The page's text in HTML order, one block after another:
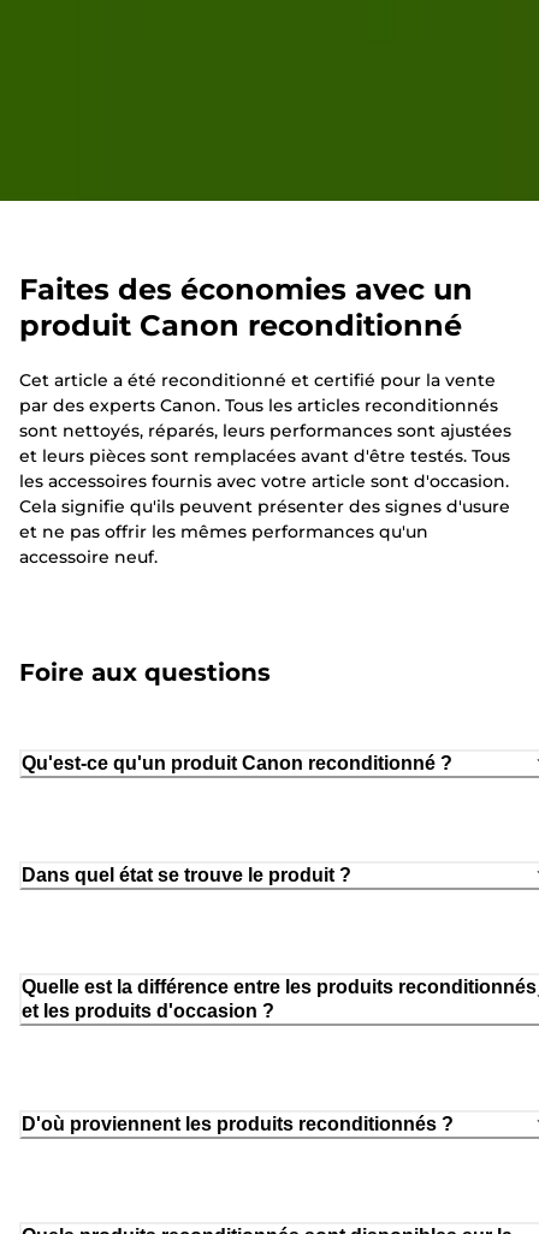
Faites des économies avec un
produit Canon reconditionné
Cet article a été reconditionné et certifié pour la vente
par des experts Canon. Tous les articles reconditionnés
sont nettoyés, réparés, leurs performances sont ajustées
et leurs pièces sont remplacées avant d'être testés. Tous
les accessoires fournis avec votre article sont d'occasion.
Cela signifie qu'ils peuvent présenter des signes d'usure
et ne pas offrir les mêmes performances qu'un
accessoire neuf.
Foire aux questions
Qu'est-ce qu'un produit Canon reconditionné ?
Dans quel état se trouve le produit ?
Quelle est la différence entre les produits reconditionnés
et les produits d'occasion ?
D'où proviennent les produits reconditionnés ?